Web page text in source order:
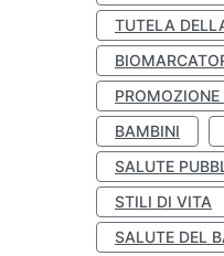
TUTELA
BAMBINI
SALUTE
STILI DI VITA
SALUTE DEL